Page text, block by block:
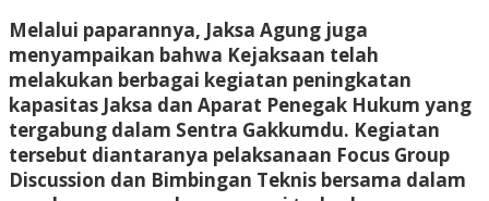
Melalui paparannya, Jaksa Agung juga
menyampaikan bahwa Kejaksaan telah
melakukan berbagai kegiatan peningkatan
kapasitas Jaksa dan Aparat Penegak Hukum yang
tergabung dalam Sentra Gakkumdu. Kegiatan
tersebut diantaranya pelaksanaan Focus Group
Discussion dan Bimbingan Teknis bersama dalam